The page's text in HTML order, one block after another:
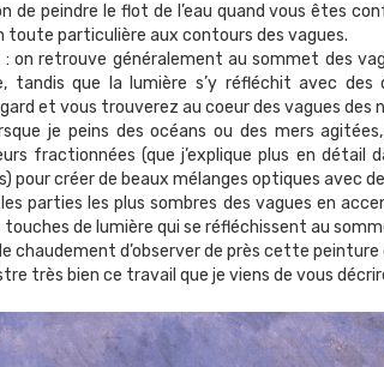
de peindre le flot de l’eau quand vous êtes
particulière aux contours des vagues.
: on retrouve généralement au sommet des
tandis que la lumière s’y réfléchit avec des
et vous trouverez au coeur des vagues des
je peins des océans ou des mers
fractionnées (que j’explique plus en détail
) pour créer de beaux mélanges optiques avec
parties les plus sombres des vagues en
de lumière qui se réfléchissent au
chaudement d’observer de près cette
très bien ce travail que je viens de vous